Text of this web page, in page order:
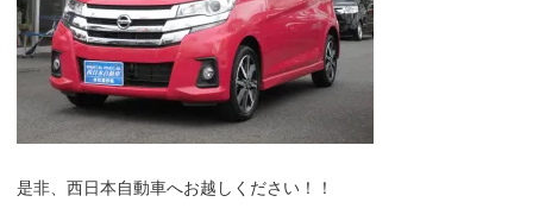
是非、西日本自動車へお越しください！！